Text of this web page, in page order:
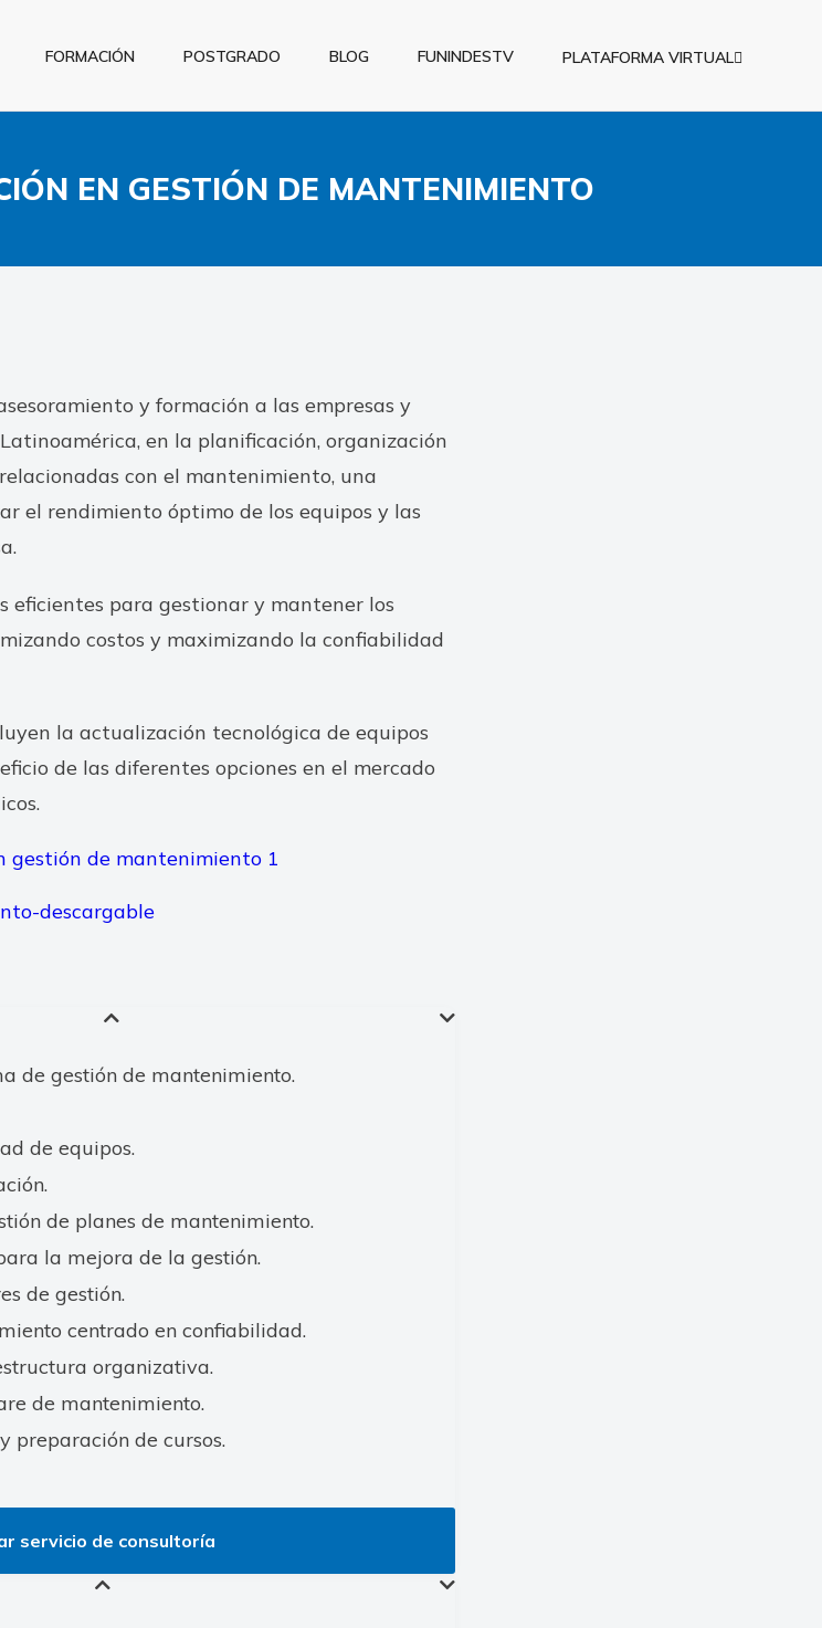
FORMACIÓN POSTGRADO BLOG FUNINDESTV PLATAFORMA VIRTUAL
EN GESTIÓN DE MANTENIMIENTO
y formación a las empresas y
en la planificación, organización
con el mantenimiento, una
el rendimiento óptimo de los equipos y las
eficientes para gestionar y mantener los
costos y maximizando la confiabilidad
la actualización tecnológica de equipos
de las diferentes opciones en el mercado
descargable
de gestión de mantenimiento.
de equipos.
de planes de mantenimiento.
la mejora de la gestión.
de gestión.
centrado en confiabilidad.
organizativa.
de mantenimiento.
preparación de cursos.
servicio de consultoría